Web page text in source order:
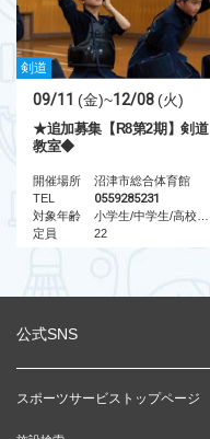
剣道
09/11 (金)~12/08 (火)
★追加募集【R8第2期】剣道
教室◆
開催場所
沼津市総合体育館
TEL
0559285231
対象年齢
小学生/中学生/高校生/大人/シニア
定員
22
公式SNS
スポーツサービストップページ